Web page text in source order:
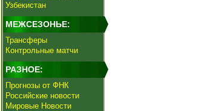
Узбекистан
МЕЖСЕЗОНЬЕ:
Трансферы
Контрольные матчи
РАЗНОЕ:
Прогнозы от ФНК
Российские новости
Мировые Новости